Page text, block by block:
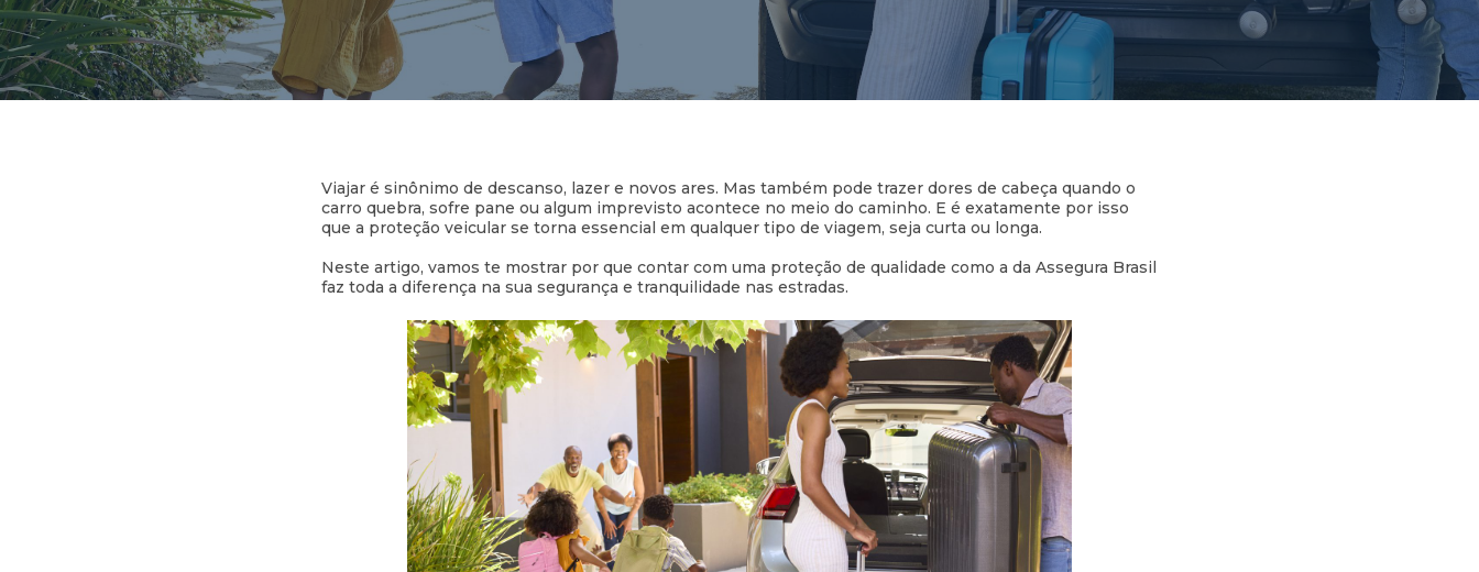
Viajar é sinônimo de descanso, lazer e novos ares. Mas também pode trazer dores de cabeça quando o
carro quebra, sofre pane ou algum imprevisto acontece no meio do caminho. E é exatamente por isso
que a proteção veicular se torna essencial em qualquer tipo de viagem, seja curta ou longa.
Neste artigo, vamos te mostrar por que contar com uma proteção de qualidade como a da Assegura Brasil
faz toda a diferença na sua segurança e tranquilidade nas estradas.